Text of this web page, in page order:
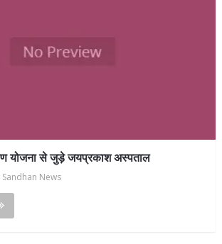
योजना से जुड़े जयप्रकाश अस्पताल
Sandhan News